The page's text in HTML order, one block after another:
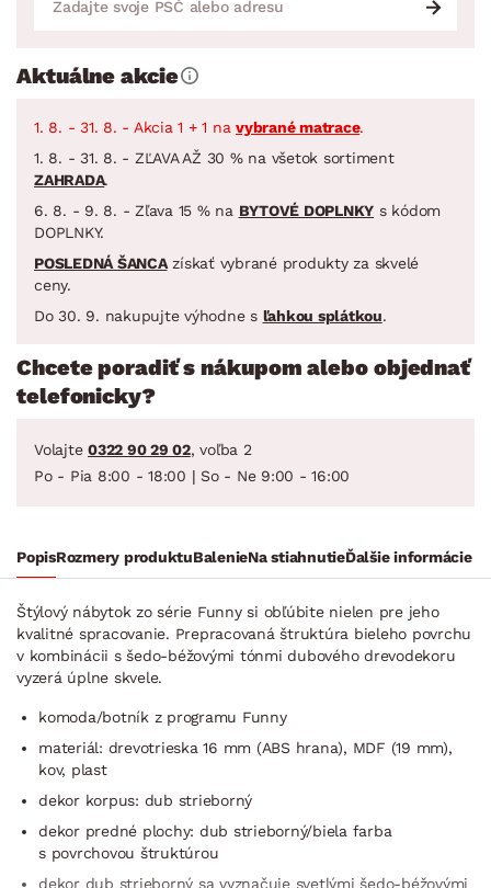
Aktuálne akcie
1. 8. - 31. 8. - Akcia 1 + 1 na vybrané matrace.
1. 8. - 31. 8. - ZĽAVA AŽ 30 % na všetok sortiment
ZAHRADA.
6. 8. - 9. 8. - Zľava 15 % na BYTOVÉ DOPLNKY s kódom
DOPLNKY.
POSLEDNÁ ŠANCAzískať vybrané produkty za skvelé
ceny.
Do 30. 9. nakupujte výhodne s ľahkou splátkou.
Chcete poradiť s nákupom alebo objednať
telefonicky?
Volajte 0322 90 29 02, voľba 2
Po - Pia 8:00 - 18:00 | So - Ne 9:00 - 16:00
PopisRozmery produktuBalenieNa stiahnutieĎalšie informácie
Štýlový nábytok zo série Funny si obľúbite nielen pre jeho
kvalitné spracovanie. Prepracovaná štruktúra bieleho povrchu
v kombinácii s šedo-béžovými tónmi dubového drevodekoru
vyzerá úplne skvele.
komoda/botník z programu Funny
materiál: drevotrieska 16 mm (ABS hrana), MDF (19 mm),
kov, plast
dekor korpus: dub strieborný
dekor predné plochy: dub strieborný/biela farba
s povrchovou štruktúrou
dekor dub strieborný sa vyznačuje svetlými šedo-béžovými